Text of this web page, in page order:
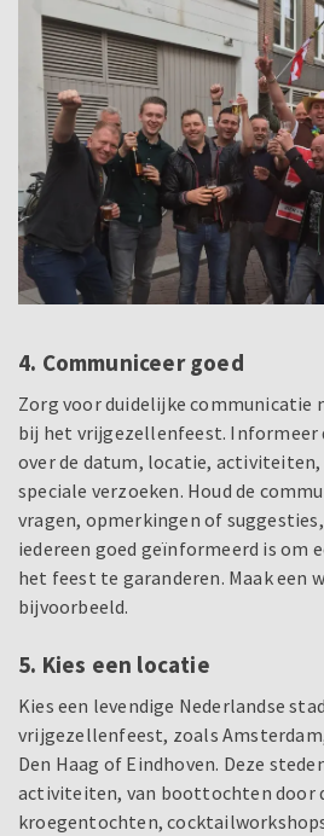
4. Communiceer goed
Zorg voor duidelijke communicatie
bij het vrijgezellenfeest. Informeer
over de datum, locatie,
speciale verzoeken. Houd de
vragen, opmerkingen of
iedereen goed geïnformeerd is om
het feest te garanderen. Maak een
bijvoorbeeld.
5. Kies een locatie
Kies een levendige Nederlandse
vrijgezellenfeest, zoals
Den Haag of Eindhoven. Deze
activiteiten, van boottochten door
kroegentochten,